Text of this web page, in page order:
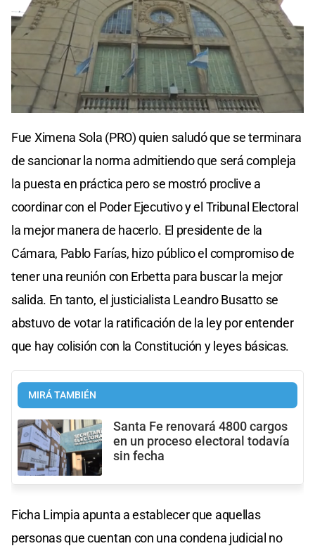
Fue Ximena Sola (PRO) quien saludó que se terminara
de sancionar la norma admitiendo que será compleja
la puesta en práctica pero se mostró proclive a
coordinar con el Poder Ejecutivo y el Tribunal Electoral
la mejor manera de hacerlo. El presidente de la
Cámara, Pablo Farías, hizo público el compromiso de
tener una reunión con Erbetta para buscar la mejor
salida. En tanto, el justicialista Leandro Busatto se
abstuvo de votar la ratificación de la ley por entender
que hay colisión con la Constitución y leyes básicas.
MIRÁ TAMBIÉN
Santa Fe renovará 4800 cargos
en un proceso electoral todavía
sin fecha
Ficha Limpia apunta a establecer que aquellas
personas que cuentan con una condena judicial no